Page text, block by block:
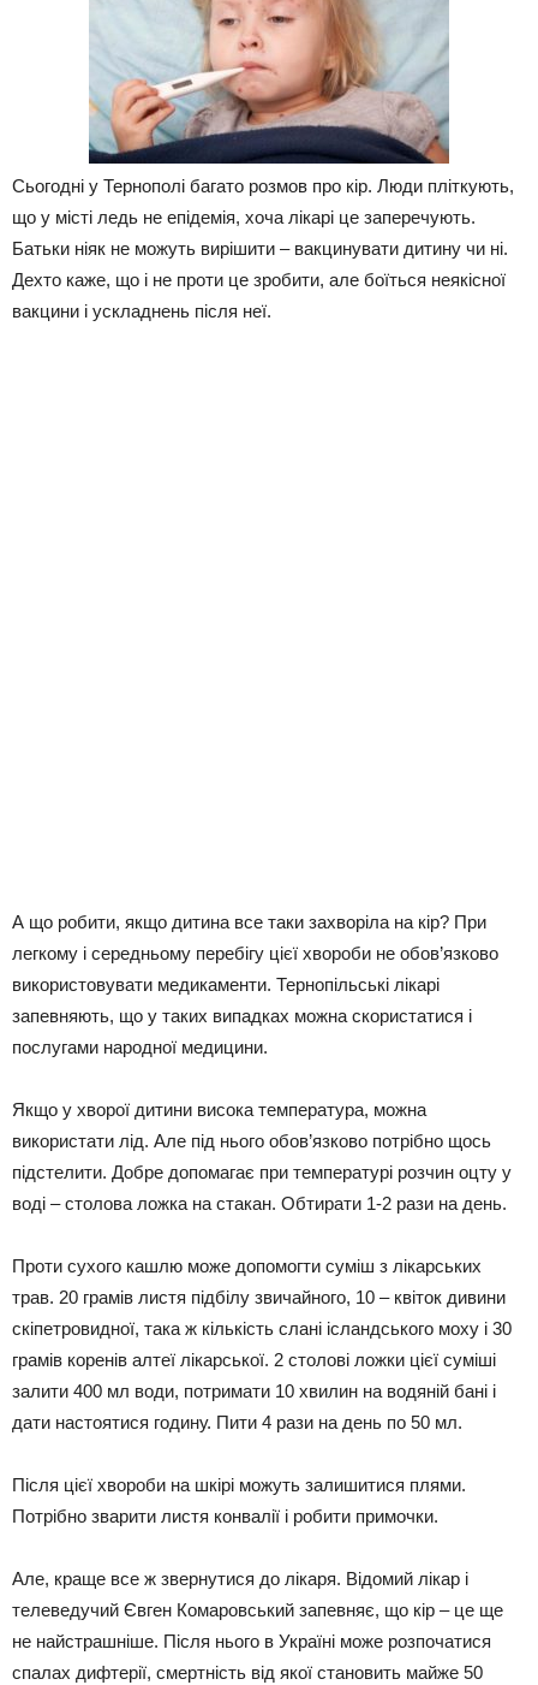
Сьогодні у Тернополі багато розмов про кір. Люди пліткують,
що у місті ледь не епідемія, хоча лікарі це заперечують.
Батьки ніяк не можуть вирішити – вакцинувати дитину чи ні.
Дехто каже, що і не проти це зробити, але боїться неякісної
вакцини і ускладнень після неї.
А що робити, якщо дитина все таки захворіла на кір? При
легкому і середньому перебігу цієї хвороби не обов’язково
використовувати медикаменти. Тернопільські лікарі
запевняють, що у таких випадках можна скористатися і
послугами народної медицини.
Якщо у хворої дитини висока температура, можна
використати лід. Але під нього обов’язково потрібно щось
підстелити. Добре допомагає при температурі розчин оцту у
воді – столова ложка на стакан. Обтирати 1-2 рази на день.
Проти сухого кашлю може допомогти суміш з лікарських
трав. 20 грамів листя підбілу звичайного, 10 – квіток дивини
скіпетровидної, така ж кількість слані ісландського моху і 30
грамів коренів алтеї лікарської. 2 столові ложки цієї суміші
залити 400 мл води, потримати 10 хвилин на водяній бані і
дати настоятися годину. Пити 4 рази на день по 50 мл.
Після цієї хвороби на шкірі можуть залишитися плями.
Потрібно зварити листя конвалії і робити примочки.
Але, краще все ж звернутися до лікаря. Відомий лікар і
телеведучий Євген Комаровський запевняє, що кір – це ще
не найстрашніше. Після нього в Україні може розпочатися
спалах дифтерії, смертність від якої становить майже 50